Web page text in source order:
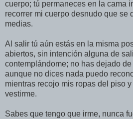
cuerpo; tú permaneces en la cama
recorrer mi cuerpo desnudo que se
medias.
Al salir tú aún estás en la misma
abiertos, sin intención alguna de
contemplándome; no has dejado
aunque no dices nada puedo
mientras recojo mis ropas del piso
vestirme.
Sabes que tengo que irme, nunca